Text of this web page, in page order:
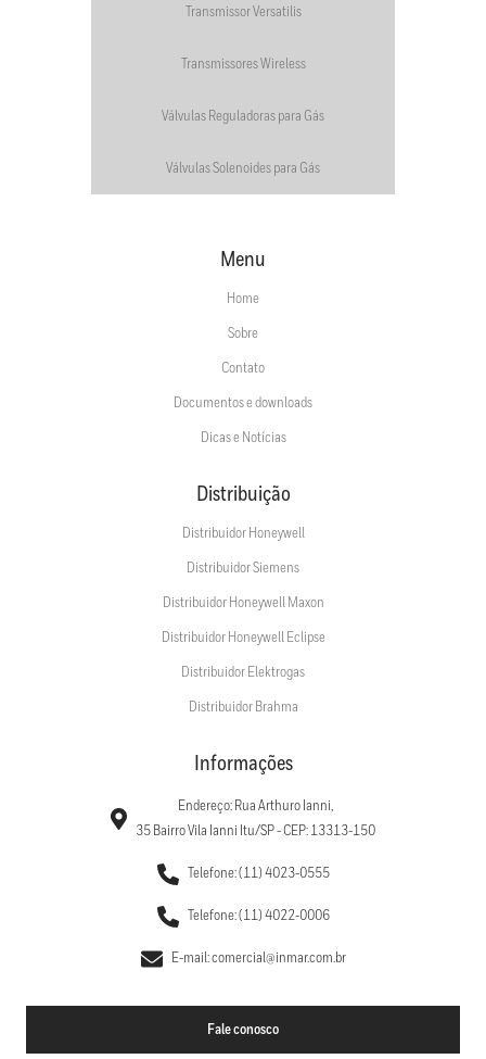
Transmissor Versatilis
Transmissores Wireless
Válvulas Reguladoras para Gás
Válvulas Solenoides para Gás
Menu
Home
Sobre
Contato
Documentos e downloads
Dicas e Notícias
Distribuição
Distribuidor Honeywell
Distribuidor Siemens
Distribuidor Honeywell Maxon
Distribuidor Honeywell Eclipse
Distribuidor Elektrogas
Distribuidor Brahma
Informações
Endereço: Rua Arthuro Ianni,
35 Bairro Vila Ianni Itu/SP - CEP: 13313-150
Telefone: (11) 4023-0555
Telefone: (11) 4022-0006
E-mail: comercial@inmar.com.br
Fale conosco